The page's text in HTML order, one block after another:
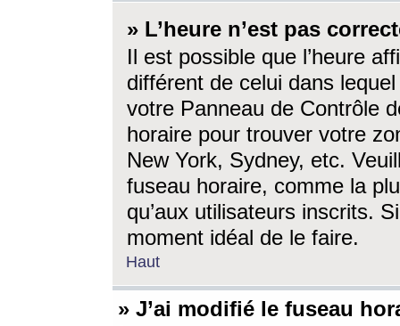
» L’heure n’est pas
Il est possible que l’heure
différent de celui dans
votre Panneau de Contrôle
horaire pour trouver votre
New York, Sydney, etc.
fuseau horaire, comme la
qu’aux utilisateurs inscrits.
moment idéal de le faire.
Haut
» J’ai modifié le fuseau